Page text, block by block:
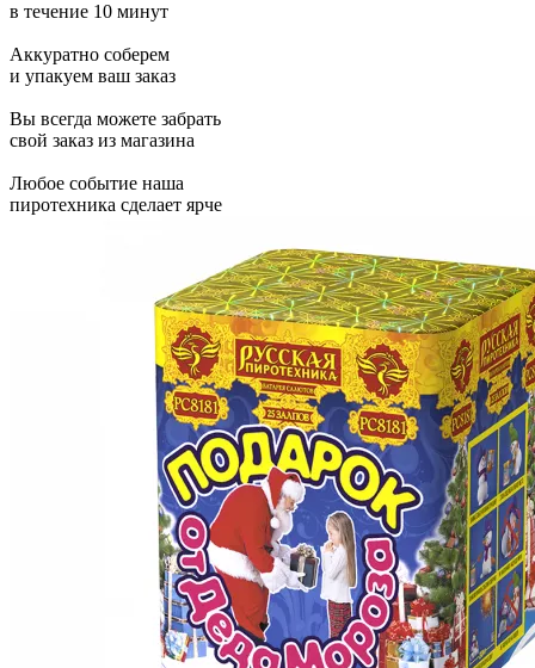
в течение 10 минут
Аккуратно соберем
и упакуем ваш заказ
Вы всегда можете забрать
свой заказ из магазина
Любое событие наша
пиротехника сделает ярче